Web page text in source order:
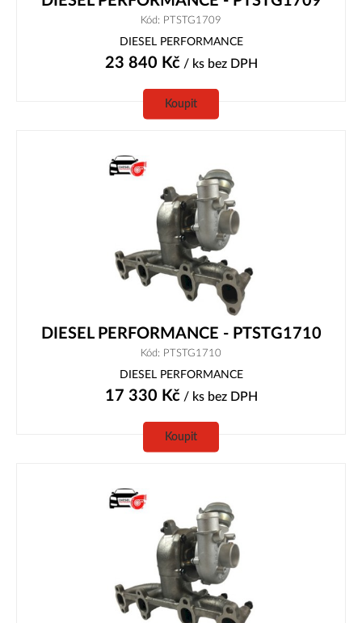
Kód: PTSTG1709
DIESEL PERFORMANCE
23 840 Kč/ ks bez DPH
Koupit
DIESEL PERFORMANCE - PTSTG1710
Kód: PTSTG1710
DIESEL PERFORMANCE
17 330 Kč/ ks bez DPH
Koupit